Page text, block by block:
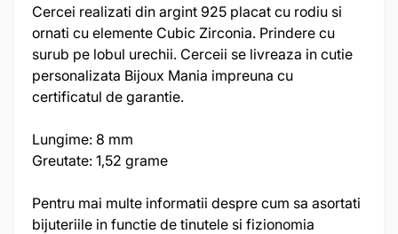
Cercei realizati din argint 925 placat cu rodiu si
ornati cu elemente Cubic Zirconia. Prindere cu
surub pe lobul urechii. Cerceii se livreaza in cutie
personalizata Bijoux Mania impreuna cu
certificatul de garantie.
Lungime: 8 mm
Greutate: 1,52 grame
Pentru mai multe informatii despre cum sa asortati
bijuteriile in functie de tinutele si fizionomia